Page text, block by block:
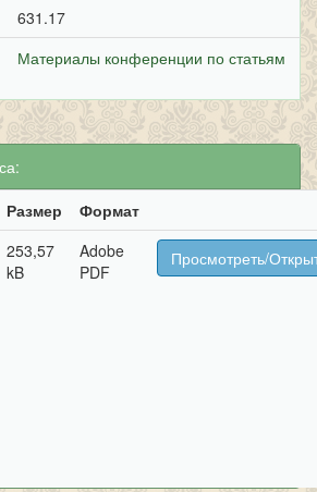
631.17
Материалы конференции по статьям
Размер
Формат
253,57
kB
Adobe
PDF
Просмотреть/